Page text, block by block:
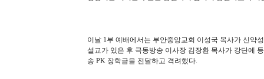
이날 1부 예배에서는 부안중앙교회 이성국 목사가 신약
설교가 있은 후 극동방송 이사장 김장환 목사가 강단에
송 PK 장학금을 전달하고 격려했다.